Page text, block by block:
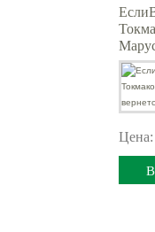
Цена: